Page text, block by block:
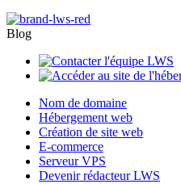
Blog
Nom de domaine
Hébergement web
Création de site web
E-commerce
Serveur VPS
Devenir rédacteur LWS